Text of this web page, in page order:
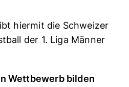
hiermit die Schweizer
der 1. Liga Männer
Wettbewerb bilden